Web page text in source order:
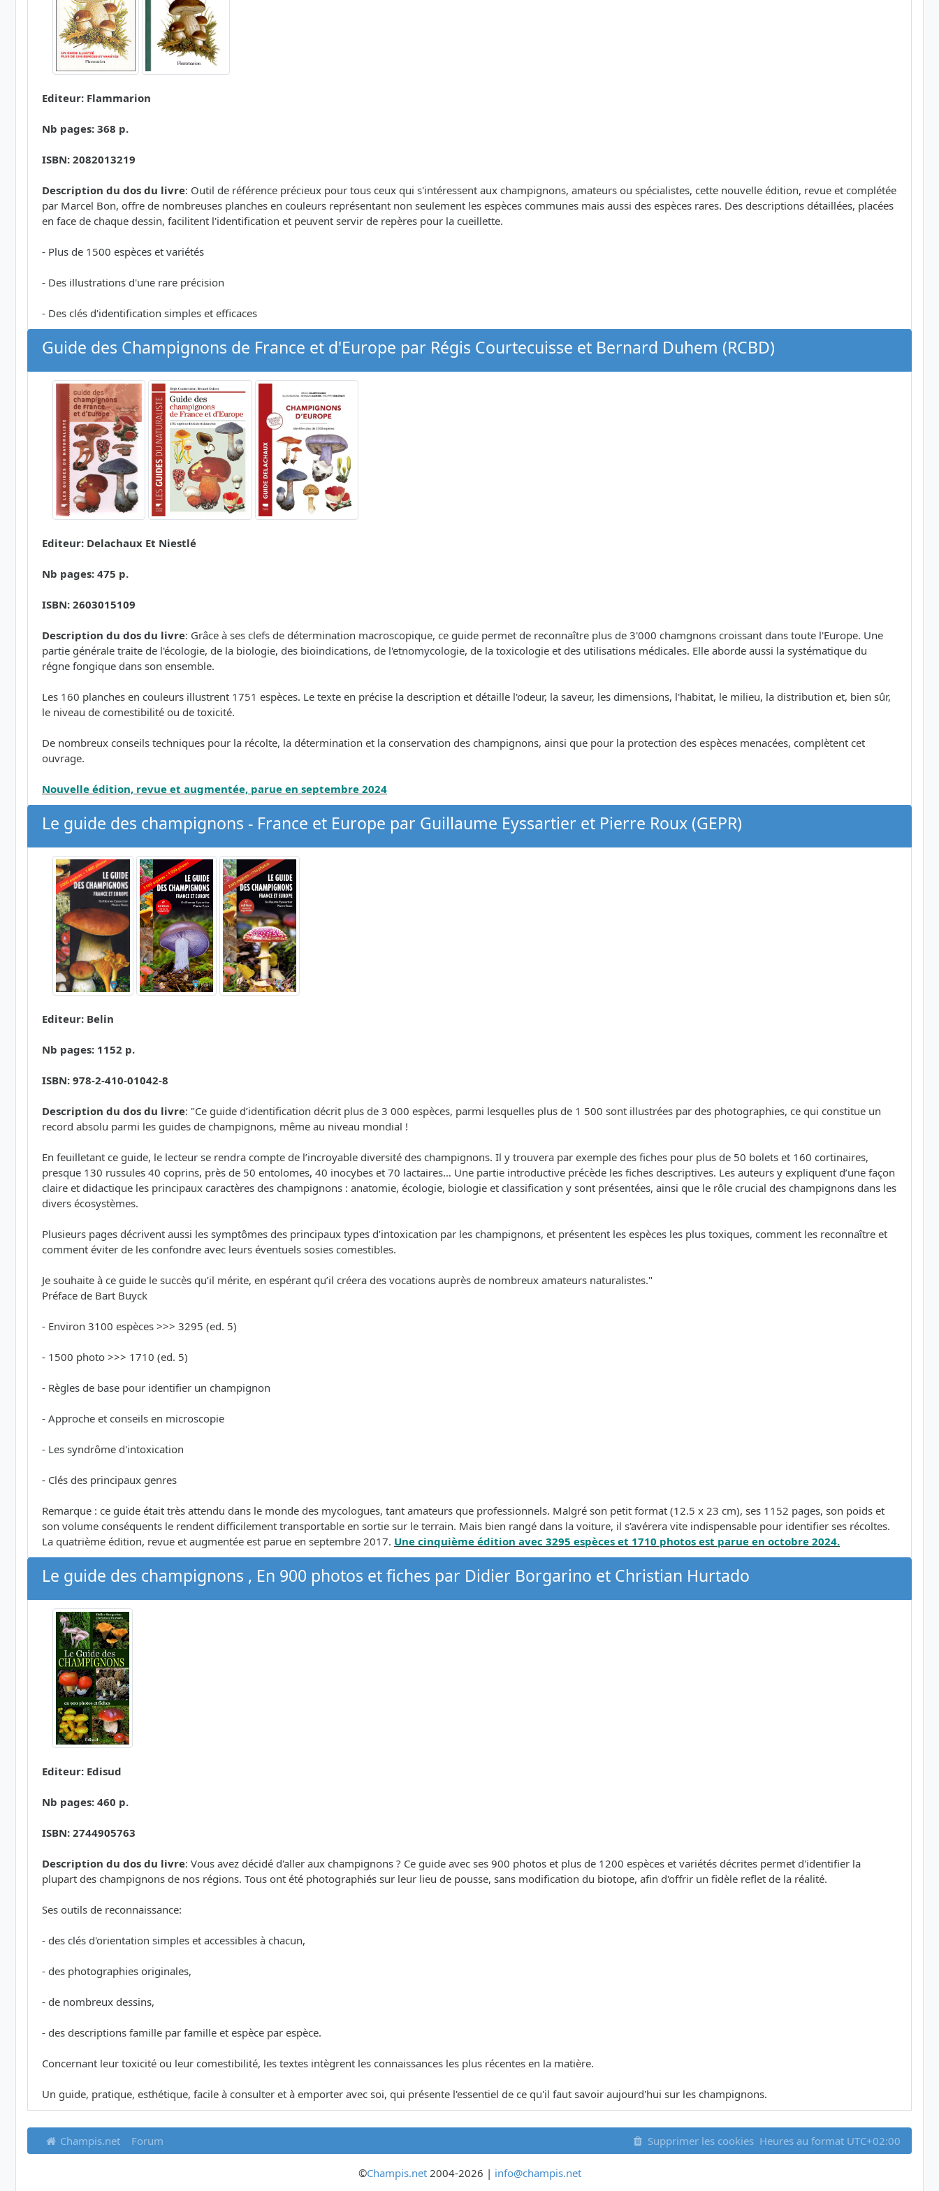
Editeur: Flammarion
Nb pages: 368 p.
ISBN: 2082013219
Description du dos du livre: Outil de référence précieux pour tous ceux qui s'intéressent aux champignons, amateurs ou spécialistes, cette nouvelle édition, revue et complétée
par Marcel Bon, offre de nombreuses planches en couleurs représentant non seulement les espèces communes mais aussi des espèces rares. Des descriptions détaillées, placées
en face de chaque dessin, facilitent l'identification et peuvent servir de repères pour la cueillette.
- Plus de 1500 espèces et variétés
- Des illustrations d'une rare précision
- Des clés d'identification simples et efficaces
Guide des Champignons de France et d'Europe par Régis Courtecuisse et Bernard Duhem (RCBD)
Editeur: Delachaux Et Niestlé
Nb pages: 475 p.
ISBN: 2603015109
Description du dos du livre: Grâce à ses clefs de détermination macroscopique, ce guide permet de reconnaître plus de 3'000 chamgnons croissant dans toute l'Europe. Une
partie générale traite de l'écologie, de la biologie, des bioindications, de l'etnomycologie, de la toxicologie et des utilisations médicales. Elle aborde aussi la systématique du
régne fongique dans son ensemble.
Les 160 planches en couleurs illustrent 1751 espèces. Le texte en précise la description et détaille l'odeur, la saveur, les dimensions, l'habitat, le milieu, la distribution et, bien sûr,
le niveau de comestibilité ou de toxicité.
De nombreux conseils techniques pour la récolte, la détermination et la conservation des champignons, ainsi que pour la protection des espèces menacées, complètent cet
ouvrage.
Nouvelle édition, revue et augmentée, parue en septembre 2024
Le guide des champignons - France et Europe par Guillaume Eyssartier et Pierre Roux (GEPR)
Editeur: Belin
Nb pages: 1152 p.
ISBN: 978-2-410-01042-8
Description du dos du livre: "Ce guide d’identification décrit plus de 3 000 espèces, parmi lesquelles plus de 1 500 sont illustrées par des photographies, ce qui constitue un
record absolu parmi les guides de champignons, même au niveau mondial !
En feuilletant ce guide, le lecteur se rendra compte de l’incroyable diversité des champignons. Il y trouvera par exemple des fiches pour plus de 50 bolets et 160 cortinaires,
presque 130 russules 40 coprins, près de 50 entolomes, 40 inocybes et 70 lactaires… Une partie introductive précède les fiches descriptives. Les auteurs y expliquent d’une façon
claire et didactique les principaux caractères des champignons : anatomie, écologie, biologie et classification y sont présentées, ainsi que le rôle crucial des champignons dans les
divers écosystèmes.
Plusieurs pages décrivent aussi les symptômes des principaux types d’intoxication par les champignons, et présentent les espèces les plus toxiques, comment les reconnaître et
comment éviter de les confondre avec leurs éventuels sosies comestibles.
Je souhaite à ce guide le succès qu’il mérite, en espérant qu’il créera des vocations auprès de nombreux amateurs naturalistes."
Préface de Bart Buyck
- Environ 3100 espèces >>> 3295 (ed. 5)
- 1500 photo >>> 1710 (ed. 5)
- Règles de base pour identifier un champignon
- Approche et conseils en microscopie
- Les syndrôme d'intoxication
- Clés des principaux genres
Remarque : ce guide était très attendu dans le monde des mycologues, tant amateurs que professionnels. Malgré son petit format (12.5 x 23 cm), ses 1152 pages, son poids et
son volume conséquents le rendent difficilement transportable en sortie sur le terrain. Mais bien rangé dans la voiture, il s'avérera vite indispensable pour identifier ses récoltes.
La quatrième édition, revue et augmentée est parue en septembre 2017. Une cinquième édition avec 3295 espèces et 1710 photos est parue en octobre 2024.
Le guide des champignons , En 900 photos et fiches par Didier Borgarino et Christian Hurtado
Editeur: Edisud
Nb pages: 460 p.
ISBN: 2744905763
Description du dos du livre: Vous avez décidé d'aller aux champignons ? Ce guide avec ses 900 photos et plus de 1200 espèces et variétés décrites permet d'identifier la
plupart des champignons de nos régions. Tous ont été photographiés sur leur lieu de pousse, sans modification du biotope, afin d'offrir un fidèle reflet de la réalité.
Ses outils de reconnaissance:
- des clés d'orientation simples et accessibles à chacun,
- des photographies originales,
- de nombreux dessins,
- des descriptions famille par famille et espèce par espèce.
Concernant leur toxicité ou leur comestibilité, les textes intègrent les connaissances les plus récentes en la matière.
Un guide, pratique, esthétique, facile à consulter et à emporter avec soi, qui présente l'essentiel de ce qu'il faut savoir aujourd'hui sur les champignons.
Champis.net Forum Supprimer les cookies Heures au format UTC+02:00
©Champis.net2004-2026 | info@champis.net